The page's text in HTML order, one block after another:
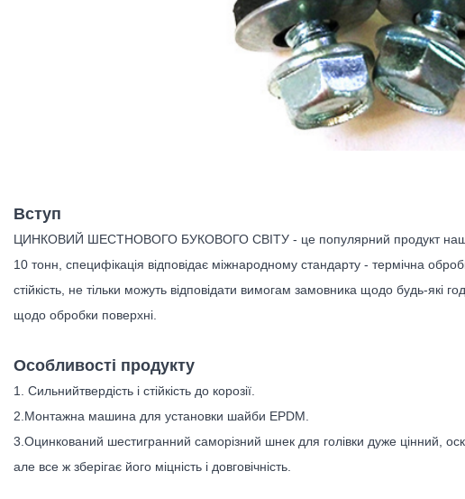
Вступ
ЦИНКОВИЙ ШЕСТНОВОГО БУКОВОГО СВІТУ - це популярний продукт
10 тонн, специфікація відповідає міжнародному стандарту - термічна
стійкість, не тільки можуть відповідати вимогам замовника щодо будь-які
щодо обробки поверхні.
Особливості продукту
1. Сильнийтвердість і стійкість до корозії.
2.Монтажна машина для установки шайби EPDM.
3.Оцинкований шестигранний саморізний шнек для голівки дуже цінний,
але все ж зберігає його міцність і довговічність.